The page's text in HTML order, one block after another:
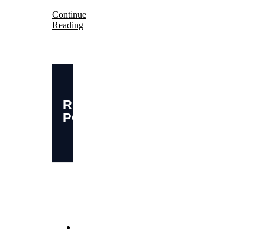
Continue
Reading
RELATED
POSTS
Clutch